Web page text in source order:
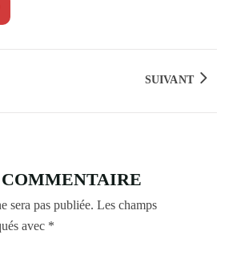
SUIVANT
sera pas publiée. Les champs
avec *